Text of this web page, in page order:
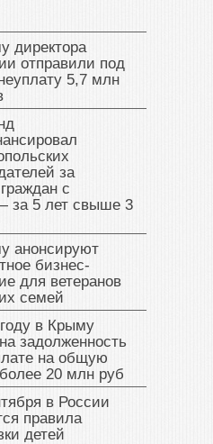
директора
отправили под
5,7 млн
за
с
за 5 лет свыше 3
анонсируют
бизнес-
для ветеранов
семей
в Крыму
задолженность
на общую
20 млн руб
в России
правила
детей